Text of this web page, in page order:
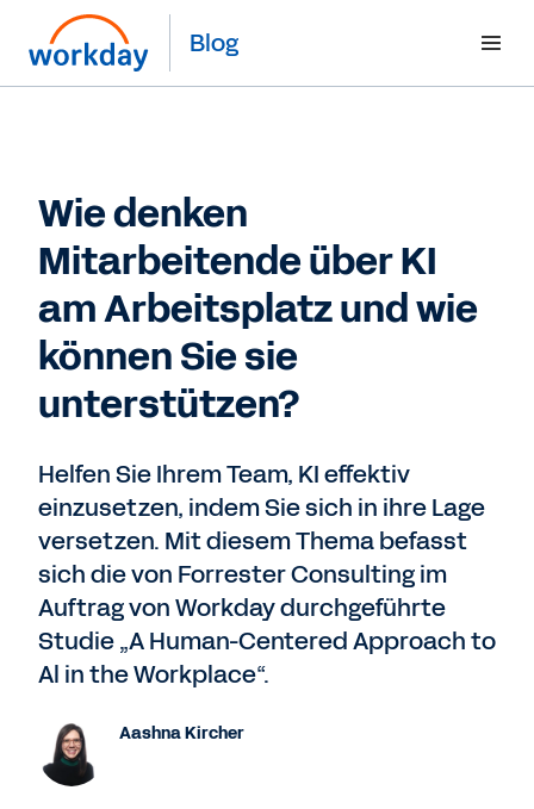
Blog
Wie denken
Mitarbeitende über KI
am Arbeitsplatz und wie
können Sie sie
unterstützen?
Helfen Sie Ihrem Team, KI effektiv
einzusetzen, indem Sie sich in ihre Lage
versetzen. Mit diesem Thema befasst
sich die von Forrester Consulting im
Auftrag von Workday durchgeführte
Studie „A Human-Centered Approach to
Al in the Workplace“.
Aashna Kircher